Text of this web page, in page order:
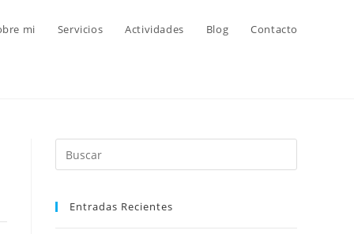
mi Servicios Actividades Blog Contacto
Entradas Recientes